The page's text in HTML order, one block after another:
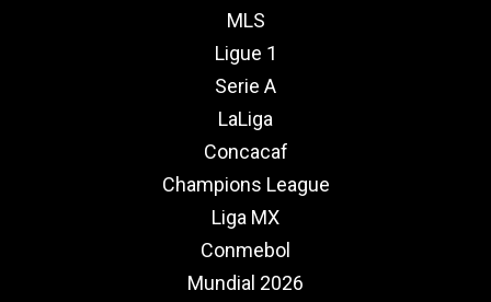
MLS
Ligue 1
Serie A
LaLiga
Concacaf
Champions League
Liga MX
Conmebol
Mundial 2026